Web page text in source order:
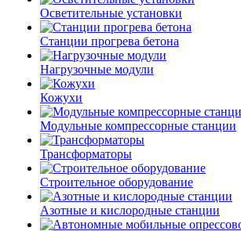
Осветительные установки
Станции прогрева бетона
Нагрузочные модули
Кожухи
Модульные компрессорные станции
Трансформаторы
Строительное оборудование
Азотные и кислородные станции